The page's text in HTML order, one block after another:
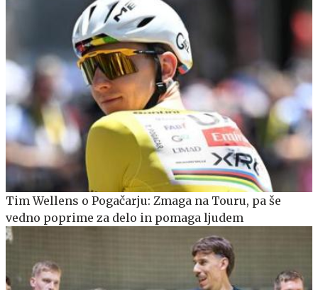
Tim Wellens o Pogačarju: Zmaga na Touru, pa še
vedno poprime za delo in pomaga ljudem